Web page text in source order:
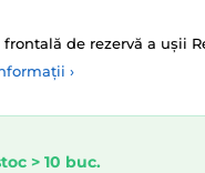
frontală de rezervă a ușii
›
> 10 buc.